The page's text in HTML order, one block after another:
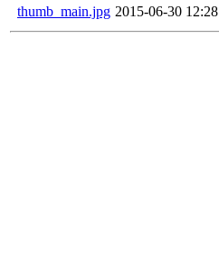
thumb_main.jpg 2015-06-30 12:28